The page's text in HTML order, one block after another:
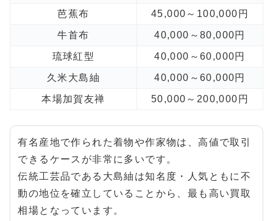
芭蕉布 45,000～100,000円
牛首布 40,000～80,000円
琉球紅型 40,000～60,000円
久米大島紬 40,000～60,000円
本場加賀友禅 50,000～200,000円
有名産地で作られた着物や作家物は、高値で取引
できるケースが非常に多いです。
伝統工芸品である大島紬は知名度・人気ともに不
動の地位を確立していることから、最も高い買取
相場となっています。